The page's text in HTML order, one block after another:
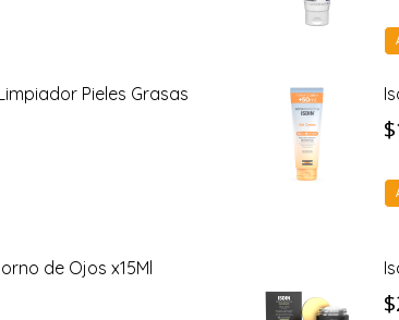
Pieles Grasas
$
de Ojos x15Ml
$